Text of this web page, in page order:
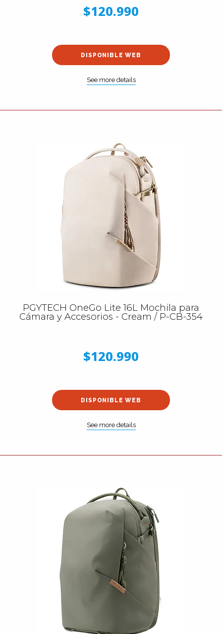
$120.990
DISPONIBLE WEB
See more details
PGYTECH OneGo Lite 16L Mochila para
Cámara y Accesorios - Cream / P-CB-354
$120.990
DISPONIBLE WEB
See more details